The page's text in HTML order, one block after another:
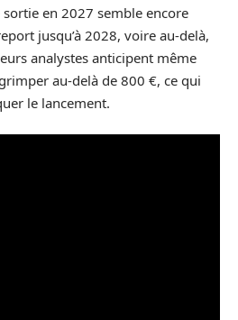
sortie en 2027 semble encore
jusqu’à 2028, voire au-delà,
analystes anticipent même
au-delà de 800 €, ce qui
le lancement.